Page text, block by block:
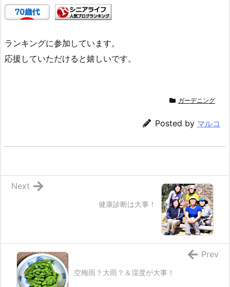
ランキングに参加しています。
応援していただけると嬉しいです。
ガーデニング
Posted by マルコ
健康診断は大事！
Next
空梅雨？大雨？＆湿度が大事！
Prev